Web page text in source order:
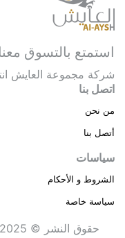
استمتع بالتسوق معنا
شركة مجموعة العايش
اتصل بنا
من نحن
أتصل بنا
سياسات
الشروط و الأحكام
سياسة خاصة